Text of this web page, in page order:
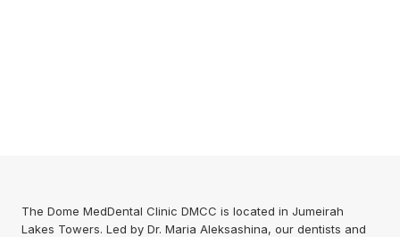
The Dome MedDental Clinic DMCC is located in Jumeirah
Lakes Towers. Led by Dr. Maria Aleksashina, our dentists and